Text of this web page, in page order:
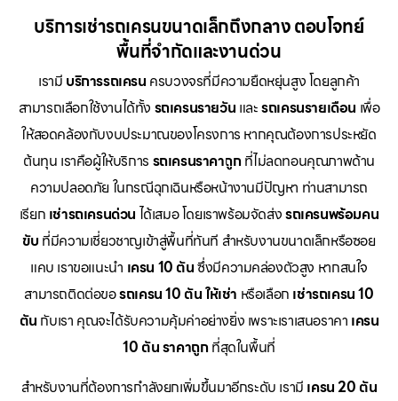
บริการเช่ารถเครนขนาดเล็กถึงกลาง ตอบโจทย์
พื้นที่จำกัดและงานด่วน
เรามี บริการรถเครน ครบวงจรที่มีความยืดหยุ่นสูง โดยลูกค้า
สามารถเลือกใช้งานได้ทั้ง รถเครนรายวัน และรถเครนรายเดือน เพื่อ
ให้สอดคล้องกับงบประมาณของโครงการ หากคุณต้องการประหยัด
ต้นทุน เราคือผู้ให้บริการ รถเครนราคาถูกที่ไม่ลดทอนคุณภาพด้าน
ความปลอดภัย ในกรณีฉุกเฉินหรือหน้างานมีปัญหา ท่านสามารถ
เรียก เช่ารถเครนด่วน ได้เสมอ โดยเราพร้อมจัดส่งรถเครนพร้อมคน
ขับ ที่มีความเชี่ยวชาญเข้าสู่พื้นที่ทันที สำหรับงานขนาดเล็กหรือซอย
แคบ เราขอแนะนำ เครน 10 ตันซึ่งมีความคล่องตัวสูง หากสนใจ
สามารถติดต่อขอรถเครน 10 ตัน ให้เช่า หรือเลือก เช่ารถเครน 10
ตัน กับเรา คุณจะได้รับความคุ้มค่าอย่างยิ่ง เพราะเราเสนอราคา เครน
10 ตัน ราคาถูกที่สุดในพื้นที่
สำหรับงานที่ต้องการกำลังยกเพิ่มขึ้นมาอีกระดับ เรามี เครน 20 ตัน